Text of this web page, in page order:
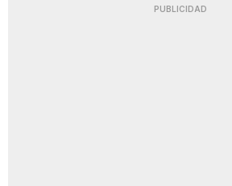
PUBLICIDAD